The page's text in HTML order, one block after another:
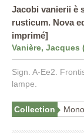
Jacobi vanierii è
rusticum. Nova
imprimé]
Vanière, Jacques
Sign. A-Ee2.
lampe.
Collection